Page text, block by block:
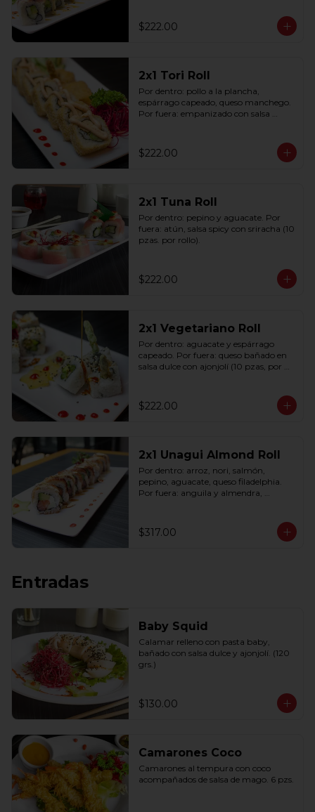
$222.00
2x1 Tori Roll
Por dentro: pollo a la plancha,
espárrago capeado, queso manchego.
Por fuera: empanizado con salsa
$222.00
2x1 Tuna Roll
Por dentro: pepino y aguacate. Por
fuera: atún, salsa spicy con sriracha (10
pzas. por rollo).
$222.00
2x1 Vegetariano Roll
Por dentro: aguacate y espárrago
capeado. Por fuera: queso bañado en
salsa dulce con ajonjolí (10 pzas, por
$222.00
2x1 Unagui Almond Roll
Por dentro: arroz, nori, salmón,
pepino, aguacate, queso filadelphia.
Por fuera: anguila y almendra,
$317.00
Entradas
Baby Squid
Calamar relleno con pasta baby,
bañado con salsa dulce y ajonjolí. (120
grs.)
$130.00
Camarones Coco
Camarones al tempura con coco
acompañados de salsa de mago. 6 pzs.